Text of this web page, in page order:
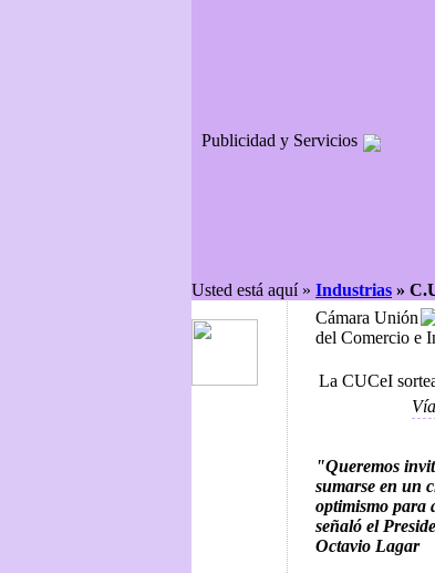
Publicidad y Servicios
Usted está aquí » Industrias »
Cámara Unión
del Comercio e
La CUCeI
Vía
"Queremos
sumarse en un
optimismo para
señaló el
Octavio Lagar